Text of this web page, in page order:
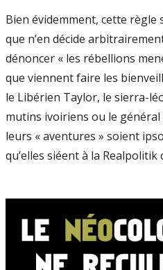
Bien évidemment, cette règle
que n’en décide
dénoncer « les rébellions
que viennent faire les
le Libérien Taylor, le sierra-
mutins ivoiriens ou le
leurs « aventures » soient
qu’elles siéent à la Realpolitik